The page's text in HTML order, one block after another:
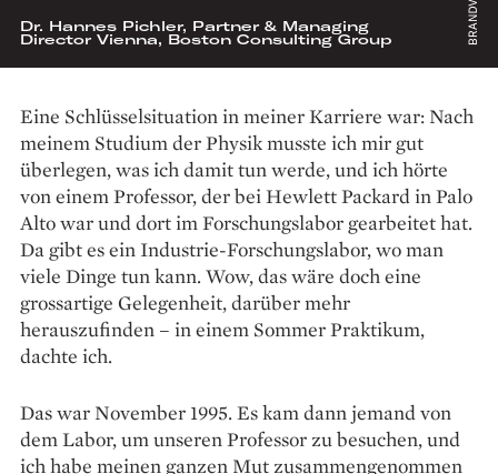
Dr. Hannes Pichler, Partner & Managing
Director Vienna, Boston Consulting Group
Eine Schlüsselsituation in meiner Karriere war: Nach
meinem Studium der Physik musste ich mir gut
überlegen, was ich damit tun werde, und ich hörte
von einem Professor, der bei Hewlett Packard in Palo
Alto war und dort im Forschungslabor gearbeitet hat.
Da gibt es ein Industrie-Forschungslabor, wo man
viele Dinge tun kann. Wow, das wäre doch eine
grossartige Gelegenheit, darüber mehr
herauszufinden – in einem Sommer Praktikum,
dachte ich.
Das war November 1995. Es kam dann jemand von
dem Labor, um unseren Professor zu besuchen, und
ich habe meinen ganzen Mut zusammengenommen